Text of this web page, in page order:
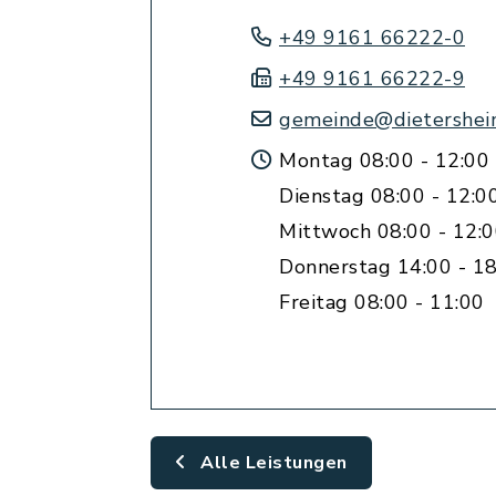
+49 9161 66222-0
+49 9161 66222-9
Montag 08:00 - 12:00
Dienstag 08:00 -
Mittwoch 08:00 -
Donnerstag 14:00 -
Freitag 08:00 - 11:00
Alle Leistungen